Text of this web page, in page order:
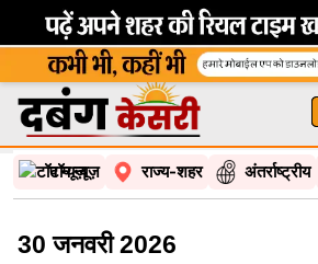
टॉप न्यूज़ राज्य-शहर अंतर्राष्ट्रीय
30 जनवरी 2026